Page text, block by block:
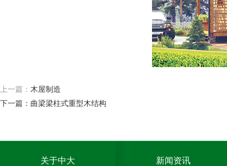
上一篇： 木屋制造
下一篇： 曲梁梁柱式重型木结构
关于中大 新闻资讯